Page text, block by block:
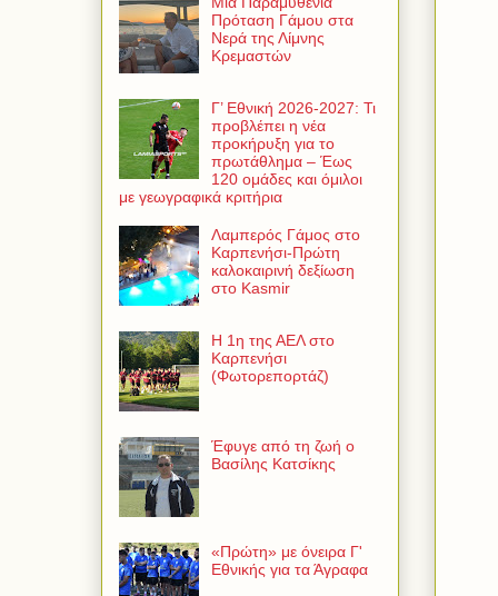
Πρόταση Γάμου στα
Νερά της Λίμνης
Κρεμαστών
Γ’ Εθνική 2026-2027: Τι
προβλέπει η νέα
προκήρυξη για το
πρωτάθλημα – Έως
120 ομάδες και όμιλοι
με γεωγραφικά κριτήρια
Λαμπερός Γάμος στο
Καρπενήσι-Πρώτη
καλοκαιρινή δεξίωση
στο Kasmir
Η 1η της ΑΕΛ στο
Καρπενήσι
(Φωτορεπορτάζ)
Έφυγε από τη ζωή ο
Βασίλης Κατσίκης
«Πρώτη» με όνειρα Γ'
Εθνικής για τα Άγραφα